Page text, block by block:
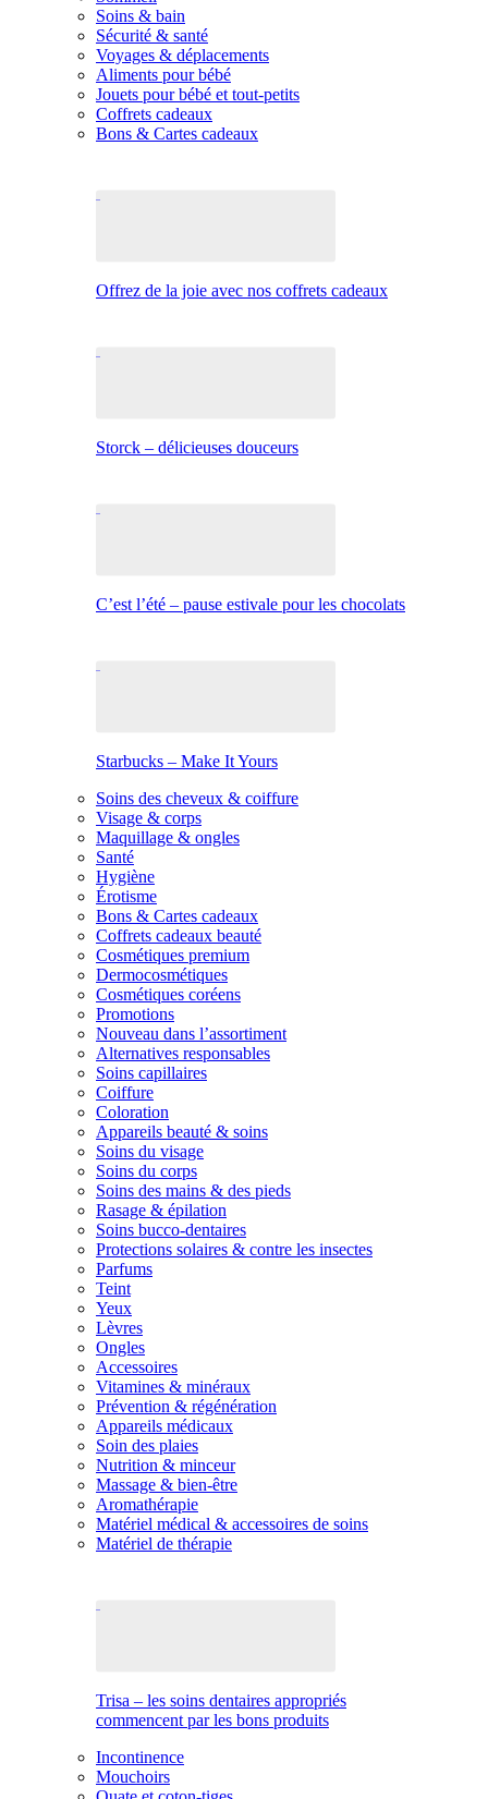
Soins & bain
Sécurité & santé
Voyages & déplacements
Aliments pour bébé
Jouets pour bébé et tout-petits
Coffrets cadeaux
Bons & Cartes cadeaux
Offrez de la joie avec nos coffrets cadeaux
Storck – délicieuses douceurs
C’est l’été – pause estivale pour les chocolats
Starbucks – Make It Yours
Soins des cheveux & coiffure
Visage & corps
Maquillage & ongles
Santé
Hygiène
Érotisme
Bons & Cartes cadeaux
Coffrets cadeaux beauté
Cosmétiques premium
Dermocosmétiques
Cosmétiques coréens
Promotions
Nouveau dans l’assortiment
Alternatives responsables
Soins capillaires
Coiffure
Coloration
Appareils beauté & soins
Soins du visage
Soins du corps
Soins des mains & des pieds
Rasage & épilation
Soins bucco-dentaires
Protections solaires & contre les insectes
Parfums
Teint
Yeux
Lèvres
Ongles
Accessoires
Vitamines & minéraux
Prévention & régénération
Appareils médicaux
Soin des plaies
Nutrition & minceur
Massage & bien-être
Aromathérapie
Matériel médical & accessoires de soins
Matériel de thérapie
Trisa – les soins dentaires appropriés
commencent par les bons produits
Incontinence
Mouchoirs